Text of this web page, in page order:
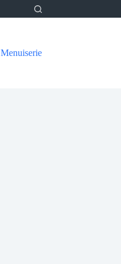
Menuiserie